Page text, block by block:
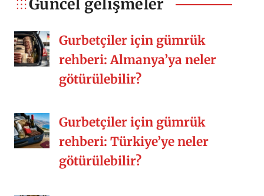
kalabalık sofralar, misafirperverlik,
[…]
Güncel gelişmeler
Gurbetçiler için gümrük
rehberi: Almanya’ya neler
götürülebilir?
Gurbetçiler için gümrük
rehberi: Türkiye’ye neler
götürülebilir?